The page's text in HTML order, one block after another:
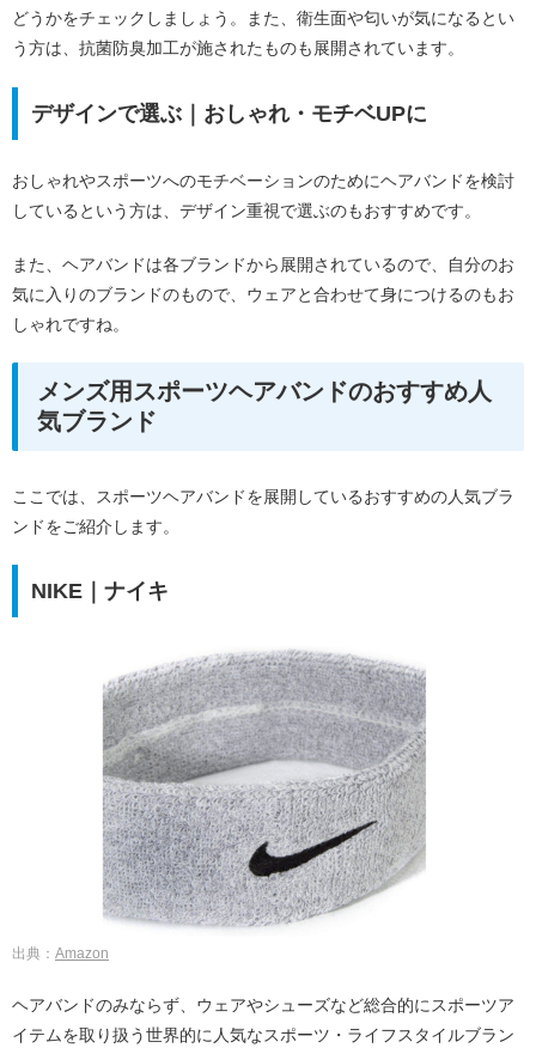
どうかをチェックしましょう。また、衛生面や匂いが気になるとい
う方は、抗菌防臭加工が施されたものも展開されています。
デザインで選ぶ｜おしゃれ・モチベUPに
おしゃれやスポーツへのモチベーションのためにヘアバンドを検討
しているという方は、デザイン重視で選ぶのもおすすめです。
また、ヘアバンドは各ブランドから展開されているので、自分のお
気に入りのブランドのもので、ウェアと合わせて身につけるのもお
しゃれですね。
メンズ用スポーツヘアバンドのおすすめ人
気ブランド
ここでは、スポーツヘアバンドを展開しているおすすめの人気ブラ
ンドをご紹介します。
NIKE｜ナイキ
出典： Amazon
ヘアバンドのみならず、ウェアやシューズなど総合的にスポーツア
イテムを取り扱う世界的に人気なスポーツ・ライフスタイルブラン